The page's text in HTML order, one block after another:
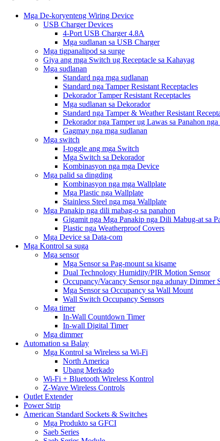
Mga De-koryenteng Wiring Device
USB Charger Devices
4-Port USB Charger 4.8A
Mga sudlanan sa USB Charger
Mga tigpanalipod sa surge
Giya ang mga Switch ug Receptacle sa Kahayag
Mga sudlanan
Standard nga mga sudlanan
Standard nga Tamper Resistant Receptacles
Dekorador Tamper Resistant Receptacles
Mga sudlanan sa Dekorador
Standard nga Tamper & Weather Resistant
Dekorador nga Tamper ug Lawas sa Panahon nga
Gagmay nga mga sudlanan
Mga switch
I-toggle ang mga Switch
Mga Switch sa Dekorador
Kombinasyon nga mga Device
Mga palid sa dingding
Kombinasyon nga mga Wallplate
Mga Plastic nga Wallplate
Stainless Steel nga mga Wallplate
Mga Panakip nga dili mabag-o sa panahon
Gigamit nga Mga Panakip nga Dili Mabug-at sa
Plastic nga Weatherproof Covers
Mga Device sa Data-com
Mga Kontrol sa suga
Mga sensor
Mga Sensor sa Pag-mount sa kisame
Dual Technology Humidity/PIR Motion Sensor
Occupancy/Vacancy Sensor nga adunay Dimmer
Mga Sensor sa Occupancy sa Wall Mount
Wall Switch Occupancy Sensors
Mga timer
In-Wall Countdown Timer
In-wall Digital Timer
Mga dimmer
Automation sa Balay
Mga Kontrol sa Wireless sa Wi-Fi
North America
Ubang Merkado
Wi-Fi + Bluetooth Wireless Kontrol
Z-Wave Wireless Controls
Outlet Extender
Power Strip
American Standard Sockets & Switches
Mga Produkto sa GFCI
Saeb Series